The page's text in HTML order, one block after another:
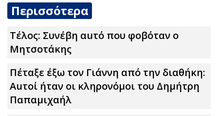
Περισσότερα
Τέλος: Συνέβη αuτό που φοβόταν ο
Μητσοτάκης
Πέταξε έξω τον Γιάννη από την διαθήκη:
Αuτοί ήταν οι κληρονόμοι του Δημήτρη
Παπαμιχαήλ